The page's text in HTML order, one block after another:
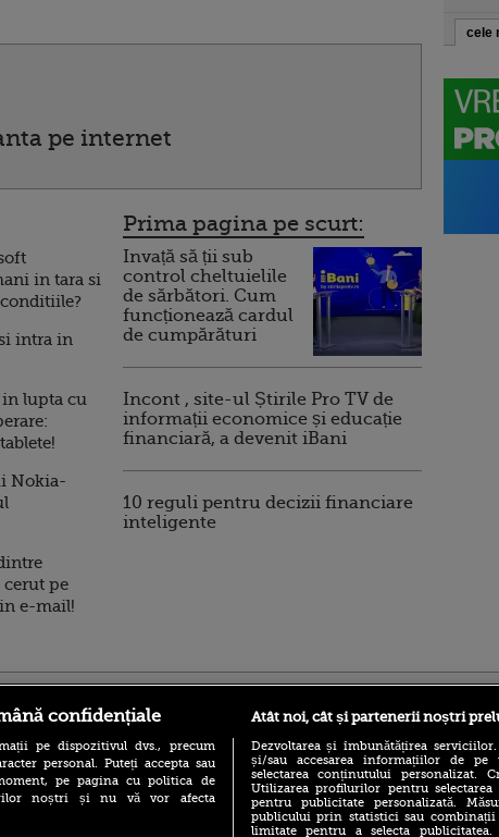
pe internet
in tara si
intra in
in lupta cu
Nokia-
pe
e-mail!
Prima pagina pe scurt:
Invață să ții sub
control cheltuielile
de sărbători. Cum
funcționează cardul
de cumpărături
Incont , site-ul Știrile Pro TV de
informații economice și educație
financiară, a devenit iBani
10 reguli pentru decizii financiare
inteligente
cele
confidențiale
pe dispozitivul dvs., precum
personal. Puteți accepta sau
pe pagina cu politica de
noștri și nu vă vor afecta
Atât noi, cât și partenerii noștri
Dezvoltarea și îmbunătățirea
și/sau accesarea informațiilor de
selectarea conținutului personalizat.
Utilizarea profilurilor pentru
pentru publicitate personalizată.
publicului prin statistici sau
limitate pentru a selecta